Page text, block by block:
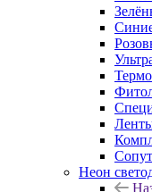
Неон